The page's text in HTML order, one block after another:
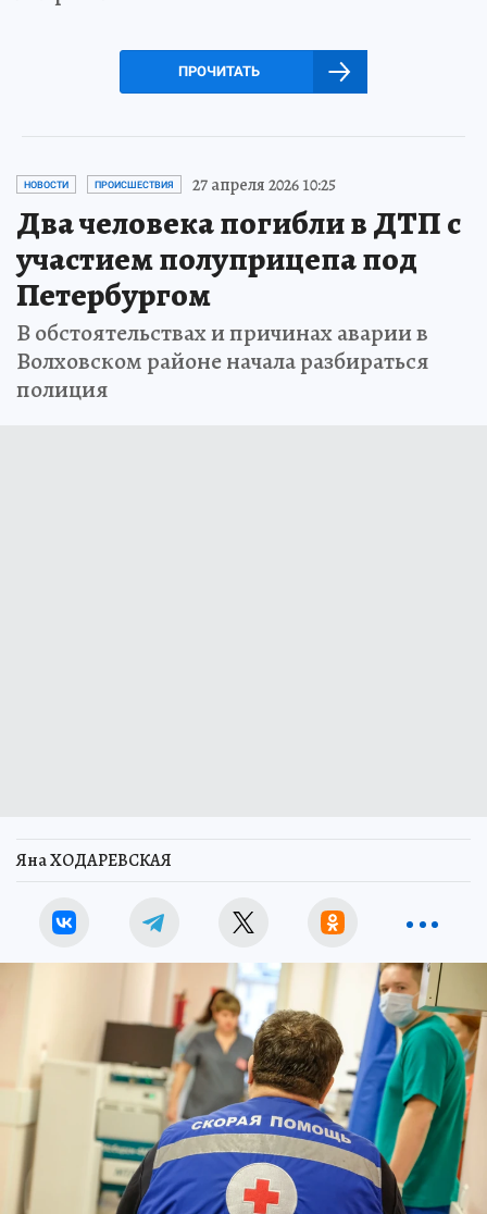
ПРОЧИТАТЬ
НОВОСТИ ПРОИСШЕСТВИЯ 27 апреля 2026 10:25
Два человека погибли в ДТП с
участием полуприцепа под
Петербургом
В обстоятельствах и причинах аварии в
Волховском районе начала разбираться
полиция
Яна ХОДАРЕВСКАЯ